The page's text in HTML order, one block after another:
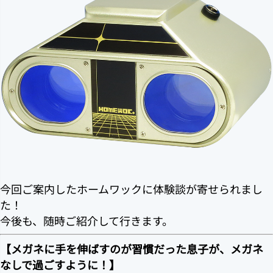
今回ご案内したホームワックに体験談が寄せられまし
た！
今後も、随時ご紹介して行きます。
【メガネに手を伸ばすのが習慣だった息子が、メガネ
なしで過ごすように！】